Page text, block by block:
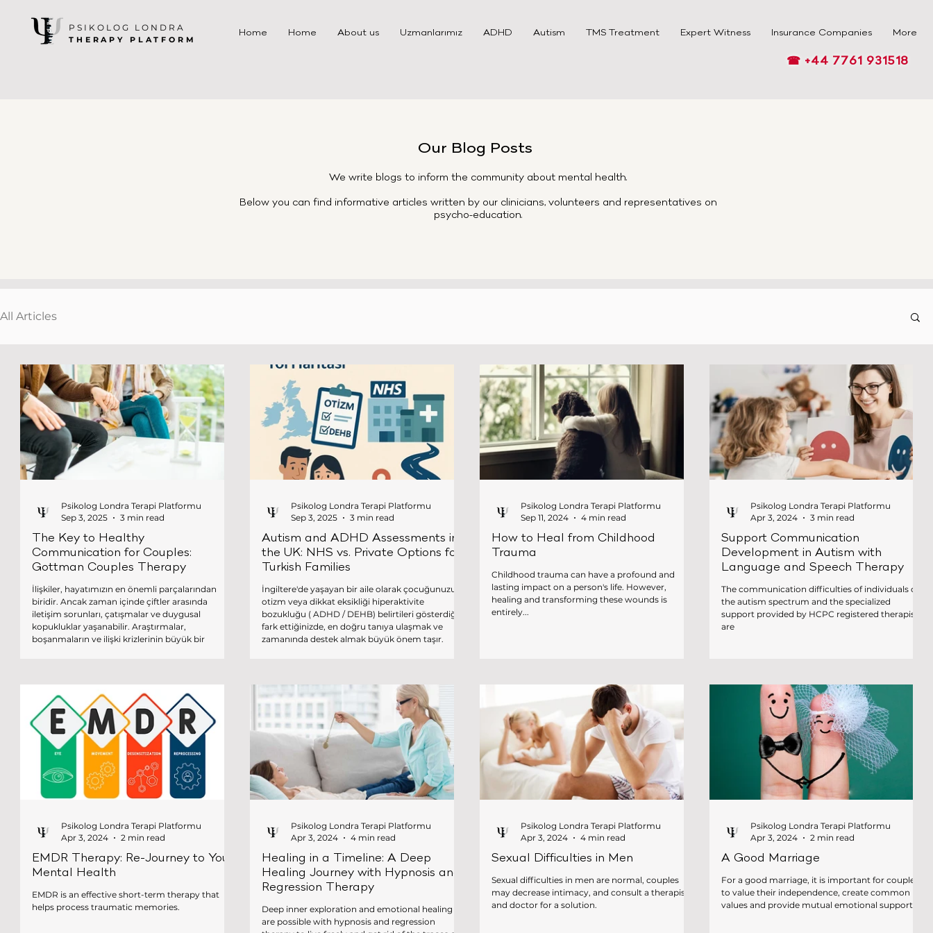
PSIKOLOG LONDRA
THERAPY PLATFORM
Home Home About us Uzmanlarımız ADHD Autism TMS Treatment Expert Witness Insurance Companies More
☎ +44 7761 931518
Our Blog Posts
We write blogs to inform the community about mental health.
Below you can find informative articles written by our clinicians, volunteers and representatives on
psycho-education.
All Articles
The Key to Healthy
Communication for Couples:
Gottman Couples Therapy
İlişkiler, hayatımızın en önemli parçalarından
biridir. Ancak zaman içinde çiftler arasında
iletişim sorunları, çatışmalar ve duygusal
kopukluklar yaşanabilir. Araştırmalar,
boşanmaların ve ilişki krizlerinin büyük bir
yaklaşımlarından biri olarak öne çıkmaktadır.
Psikolog Londra Terapi Platformu
Sep 3, 2025
3 min read
Autism and ADHD Assessments in
the UK: NHS vs. Private Options for
Turkish Families
İngiltere'de yaşayan bir aile olarak çocuğunuzun
otizm veya dikkat eksikliği hiperaktivite
bozukluğu ( ADHD / DEHB) belirtileri gösterdiğini
fark ettiğinizde, en doğru tanıya ulaşmak ve
zamanında destek almak büyük önem taşır.
aileler için, dil bariyeri, kültürel farklılıklar ve
sistemin karmaşıklığı sür
Psikolog Londra Terapi Platformu
Sep 3, 2025
3 min read
How to Heal from Childhood
Trauma
Childhood trauma can have a profound and
lasting impact on a person's life. However,
healing and transforming these wounds is
entirely...
Psikolog Londra Terapi Platformu
Sep 11, 2024
4 min read
Support Communication
Development in Autism with
Language and Speech Therapy
The communication difficulties of individuals on
the autism spectrum and the specialized
support provided by HCPC registered therapists
are
Psikolog Londra Terapi Platformu
Apr 3, 2024
3 min read
EMDR Therapy: Re-Journey to Your
Mental Health
EMDR is an effective short-term therapy that
helps process traumatic memories.
Psikolog Londra Terapi Platformu
Apr 3, 2024
2 min read
Healing in a Timeline: A Deep
Healing Journey with Hypnosis and
Regression Therapy
Deep inner exploration and emotional healing
are possible with hypnosis and regression
Psikolog Londra Terapi Platformu
Apr 3, 2024
4 min read
Sexual Difficulties in Men
Sexual difficulties in men are normal, couples
may decrease intimacy, and consult a therapist
and doctor for a solution.
Psikolog Londra Terapi Platformu
Apr 3, 2024
4 min read
A Good Marriage
For a good marriage, it is important for couples
to value their independence, create common
values and provide mutual emotional support.
Psikolog Londra Terapi Platformu
Apr 3, 2024
2 min read